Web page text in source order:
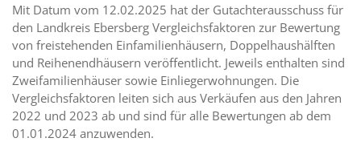
Mit Datum vom 12.02.2025 hat der Gutachterausschuss für
den Landkreis Ebersberg Vergleichsfaktoren zur Bewertung
von freistehenden Einfamilienhäusern, Doppelhaushälften
und Reihenendhäusern veröffentlicht. Jeweils enthalten sind
Zweifamilienhäuser sowie Einliegerwohnungen. Die
Vergleichsfaktoren leiten sich aus Verkäufen aus den Jahren
2022 und 2023 ab und sind für alle Bewertungen ab dem
01.01.2024 anzuwenden.